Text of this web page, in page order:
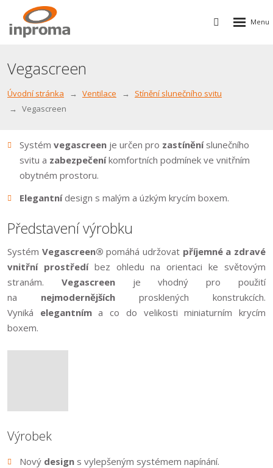
Vyhledávání
Rozbalení
Vegascreen
Úvodní stránka Ventilace
Stínění slunečního svitu
Vegascreen
Systém vegascreen je určen pro zastíněníslunečního
svitu a zabezpečeníkomfortních podmínek ve vnitřním
obytném prostoru.
Elegantnídesign s malým a úzkým krycím boxem.
Představení výrobku
Systém Vegascreen® pomáhá udržovat příjemné a zdravé
vnitřní prostředí bez ohledu na orientaci ke světovým
stranám. Vegascreen je vhodný pro použití
na nejmodernějších prosklených konstrukcích.
Vyniká elegantníma co do velikosti miniaturním krycím
boxem.
Výrobek
Nový design s vylepšeným systémem napínání.